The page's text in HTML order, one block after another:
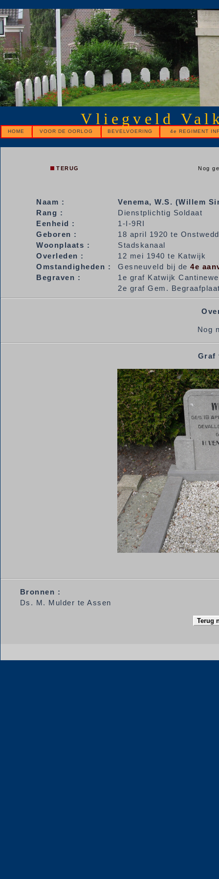
Vliegveld
HOME VOOR DE OORLOG BEVELVOERING 4e REGIMENT
TERUG Nog
Naam :
Venema, W.S. (Willem
Rang :
Dienstplichtig Soldaat
Eenheid :
1-I-9RI
Geboren :
18 april 1920 te
Woonplaats :
Stadskanaal
Overleden :
12 mei 1940 te Katwijk
Omstandigheden :
Gesneuveld bij de 4e
Begraven :
1e graf Katwijk
2e graf Gem.
Nog
Graf
Bronnen :
Ds. M. Mulder te Assen